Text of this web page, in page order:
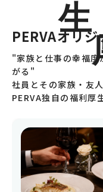
PERVAオリ
"家族と仕事の幸福度
がる"
社員とその家族・友
PERVA独自の福利厚